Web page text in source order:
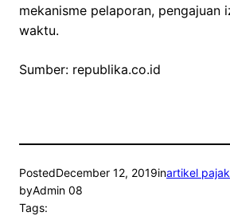
mekanisme pelaporan, pengajuan
waktu.
Sumber: republika.co.id
PostedDecember 12, 2019inartikel pajak
byAdmin 08
Tags: